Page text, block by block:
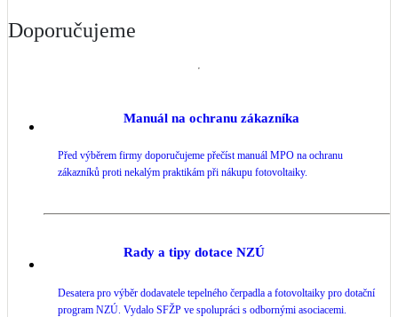
Doporučujeme
Manuál na ochranu zákazníka
Před výběrem firmy doporučujeme přečíst manuál MPO na ochranu
zákazníků proti nekalým praktikám při nákupu fotovoltaiky.
Rady a tipy dotace NZÚ
Desatera pro výběr dodavatele tepelného čerpadla a fotovoltaiky pro dotační
program NZÚ. Vydalo SFŽP ve spolupráci s odbornými asociacemi.